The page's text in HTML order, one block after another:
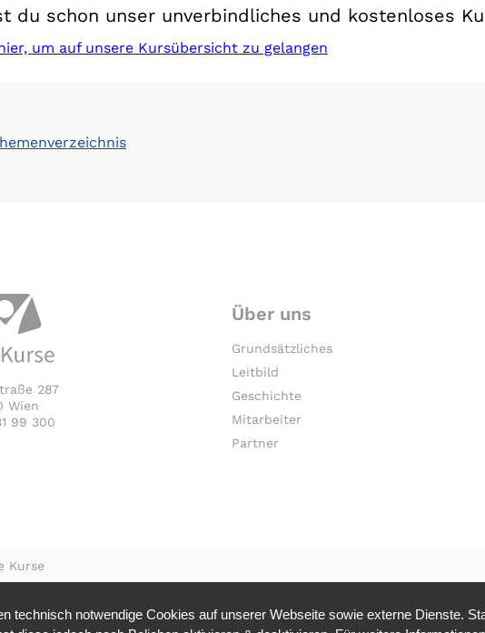
du schon unser unverbindliches und kostenloses
um auf unsere Kursübersicht zu gelangen
287
Wien
99 300
Über uns
Grundsätzliches
Leitbild
Geschichte
Mitarbeiter
Partner
Kurse
technisch notwendige Cookies auf unserer Webseite sowie externe Dienste.